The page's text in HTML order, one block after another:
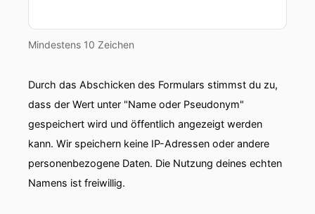
Mindestens 10 Zeichen
Durch das Abschicken des Formulars stimmst du zu,
dass der Wert unter "Name oder Pseudonym"
gespeichert wird und öffentlich angezeigt werden
kann. Wir speichern keine IP-Adressen oder andere
personenbezogene Daten. Die Nutzung deines echten
Namens ist freiwillig.